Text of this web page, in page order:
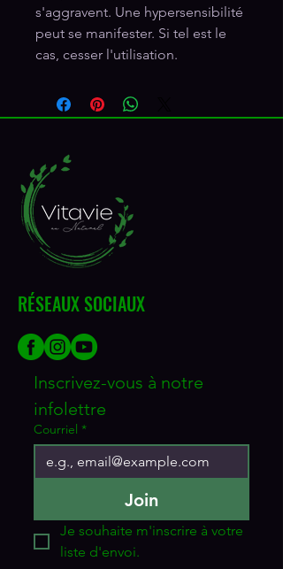
s'aggravent. Une hypersensibilité
peut se manifester. Si tel est le
cas, cesser l'utilisation.
RÉSEAUX SOCIAUX
Inscrivez-vous à notre
infolettre
Courriel *
Join
Je souhaite m'inscrire à votre
liste d'envoi.